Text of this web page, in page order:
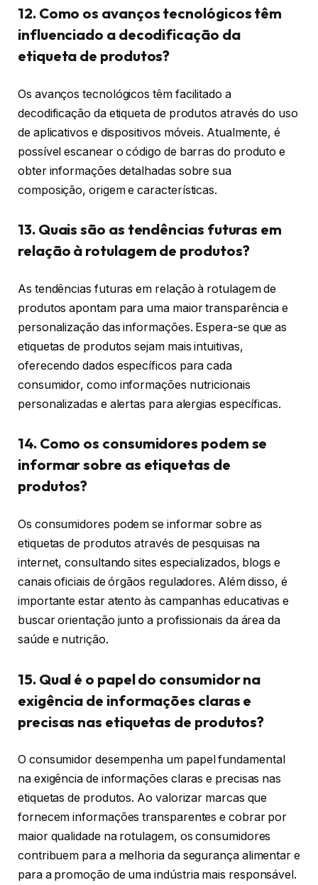
12. Como os avanços tecnológicos têm
influenciado a decodificação da
etiqueta de produtos?
Os avanços tecnológicos têm facilitado a
decodificação da etiqueta de produtos através do uso
de aplicativos e dispositivos móveis. Atualmente, é
possível escanear o código de barras do produto e
obter informações detalhadas sobre sua
composição, origem e características.
13. Quais são as tendências futuras em
relação à rotulagem de produtos?
As tendências futuras em relação à rotulagem de
produtos apontam para uma maior transparência e
personalização das informações. Espera-se que as
etiquetas de produtos sejam mais intuitivas,
oferecendo dados específicos para cada
consumidor, como informações nutricionais
personalizadas e alertas para alergias específicas.
14. Como os consumidores podem se
informar sobre as etiquetas de
produtos?
Os consumidores podem se informar sobre as
etiquetas de produtos através de pesquisas na
internet, consultando sites especializados, blogs e
canais oficiais de órgãos reguladores. Além disso, é
importante estar atento às campanhas educativas e
buscar orientação junto a profissionais da área da
saúde e nutrição.
15. Qual é o papel do consumidor na
exigência de informações claras e
precisas nas etiquetas de produtos?
O consumidor desempenha um papel fundamental
na exigência de informações claras e precisas nas
etiquetas de produtos. Ao valorizar marcas que
fornecem informações transparentes e cobrar por
maior qualidade na rotulagem, os consumidores
contribuem para a melhoria da segurança alimentar e
para a promoção de uma indústria mais responsável.